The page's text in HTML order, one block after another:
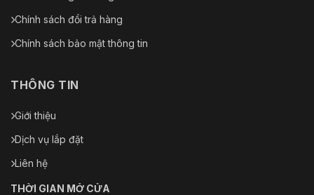
Chính sách đổi trả hàng
Chính sách bảo mật thông tin
THÔNG TIN
Giới thiệu
Dịch vụ lắp đặt
Liên hệ
THỜI GIAN MỞ CỬA